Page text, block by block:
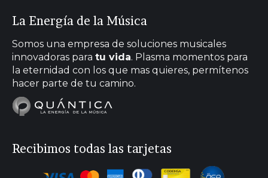
opens
in
new
window
opens
in
new
window
opens
in
new
window
opens
in
new
window
La Energía de la Música
Somos una empresa de soluciones musicales
innovadoras para tu vida. Plasma momentos para
la eternidad con los que mas quieres, permítenos
hacer parte de tu camino.
Recibimos todas las tarjetas